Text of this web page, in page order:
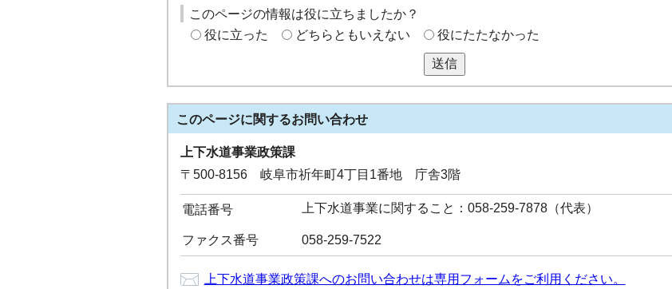
このページの情報は役に立ちましたか？
役に立った
どちらともいえない 役にたたなかった
送信
このページに関するお問い合わせ
上下水道事業政策課
〒500-8156 岐阜市祈年町4丁目1番地 庁舎3階
電話番号 上下水道事業に関すること：058-259-7878（代表）
ファクス番号 058-259-7522
上下水道事業政策課へのお問い合わせは専用フォームをご利用ください。